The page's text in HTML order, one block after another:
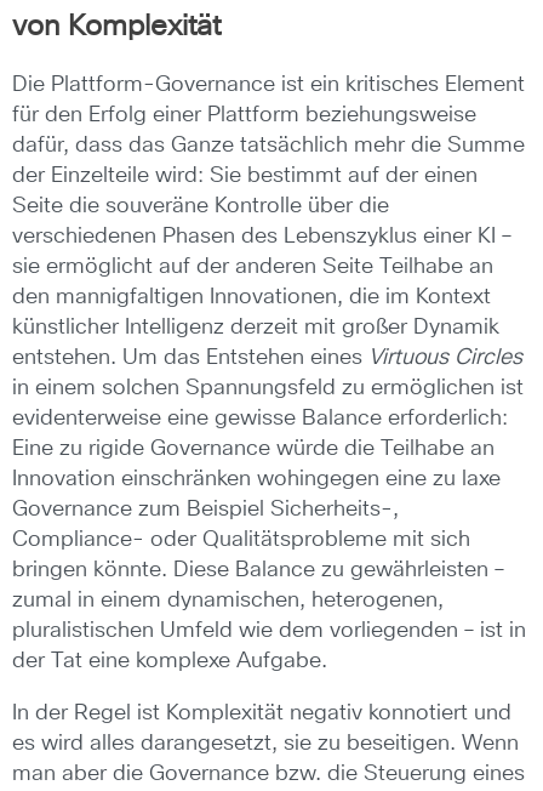
von Komplexität
Die Plattform-Governance ist ein kritisches Element
für den Erfolg einer Plattform beziehungsweise
dafür, dass das Ganze tatsächlich mehr die Summe
der Einzelteile wird: Sie bestimmt auf der einen
Seite die souveräne Kontrolle über die
verschiedenen Phasen des Lebenszyklus einer KI –
sie ermöglicht auf der anderen Seite Teilhabe an
den mannigfaltigen Innovationen, die im Kontext
künstlicher Intelligenz derzeit mit großer Dynamik
entstehen. Um das Entstehen eines Virtuous Circles
in einem solchen Spannungsfeld zu ermöglichen ist
evidenterweise eine gewisse Balance erforderlich:
Eine zu rigide Governance würde die Teilhabe an
Innovation einschränken wohingegen eine zu laxe
Governance zum Beispiel Sicherheits-,
Compliance- oder Qualitätsprobleme mit sich
bringen könnte. Diese Balance zu gewährleisten –
zumal in einem dynamischen, heterogenen,
pluralistischen Umfeld wie dem vorliegenden – ist in
der Tat eine komplexe Aufgabe.
In der Regel ist Komplexität negativ konnotiert und
es wird alles darangesetzt, sie zu beseitigen. Wenn
man aber die Governance bzw. die Steuerung eines